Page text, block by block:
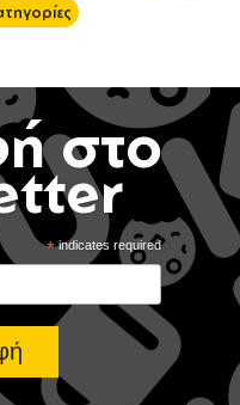
στο
*indicates required